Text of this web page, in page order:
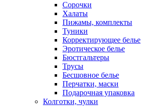
Сорочки
Халаты
Пижамы, комплекты
Туники
Корректирующее белье
Эротическое белье
Бюстгальтеры
Трусы
Бесшовное белье
Перчатки, маски
Подарочная упаковка
Колготки, чулки